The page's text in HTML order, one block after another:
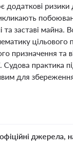
ризики
заставі майна.
цільового
призначення та
практика
для
джерела,